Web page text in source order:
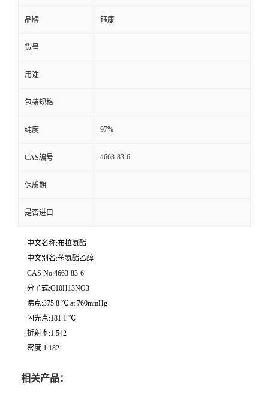
品牌 钰康
货号
用途
包装规格
纯度 97%
CAS编号 4663-83-6
保质期
是否进口
中文名称:布拉氨酯
中文别名:苄氨酯乙醇
CAS No:4663-83-6
分子式:C10H13NO3
沸点:375.8 ℃ at 760mmHg
闪光点:181.1 ℃
折射率:1.542
密度:1.182
相关产品：